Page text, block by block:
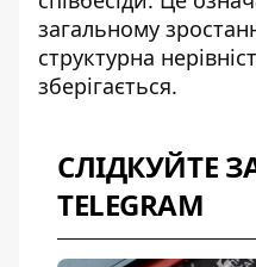
загальному
структурна
зберігається.
СЛІДКУЙТЕ
TELEGRAM